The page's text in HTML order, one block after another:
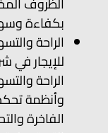
بكفاءة
الراحة
للإيجار
الراحة
وأنظمة
الفاخرة